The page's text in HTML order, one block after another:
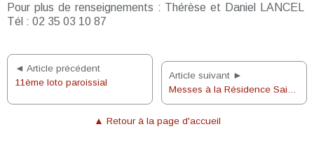
Pour plus de renseignements : Thérèse et Daniel LANCEL
Tél : 02 35 03 10 87
◄ Article précédent
11ème loto paroissial
Article suivant ►
Messes à la Résidence Saint Joseph
▲ Retour à la page d'accueil